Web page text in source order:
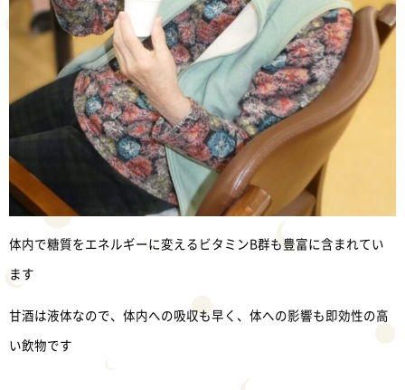
体内で糖質をエネルギーに変えるビタミンB群も豊富に含まれてい
ます
甘酒は液体なので、体内への吸収も早く、体への影響も即効性の高
い飲物です